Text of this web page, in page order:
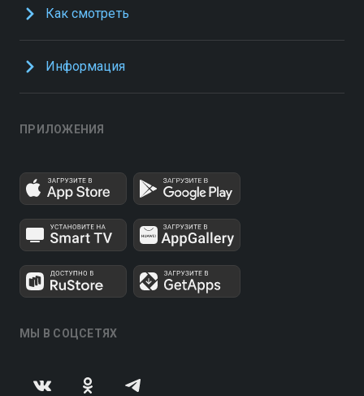
Как смотреть
Информация
ПРИЛОЖЕНИЯ
МЫ В СОЦСЕТЯХ